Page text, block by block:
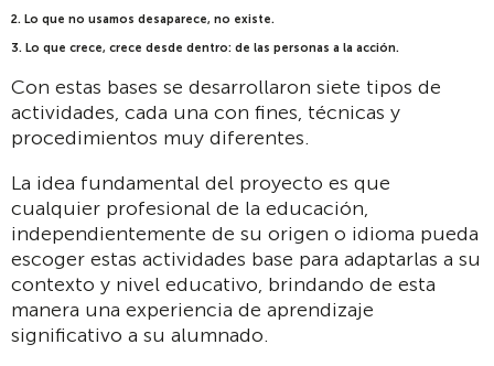
2. Lo que no usamos desaparece, no existe.
3. Lo que crece, crece desde dentro: de las personas a la acción.
Con estas bases se desarrollaron siete tipos de
actividades, cada una con fines, técnicas y
procedimientos muy diferentes.
La idea fundamental del proyecto es que
cualquier profesional de la educación,
independientemente de su origen o idioma pueda
escoger estas actividades base para adaptarlas a su
contexto y nivel educativo, brindando de esta
manera una experiencia de aprendizaje
significativo a su alumnado.